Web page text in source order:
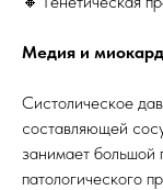
Медия и
Систолическое
составляющей
занимает большой
патологического